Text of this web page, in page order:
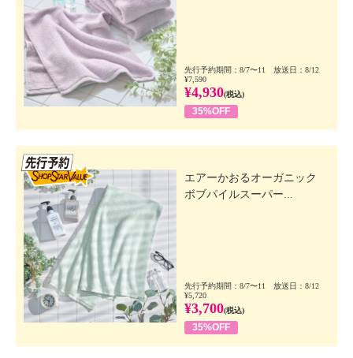
先行予約期間：8/7〜11 放送日：8/12
¥7,590
¥4,930(税込)
35%OFF
エアーかおるオーガニック
ボブパイルスーパー...
先行予約期間：8/7〜11 放送日：8/12
¥5,720
¥3,700(税込)
35%OFF